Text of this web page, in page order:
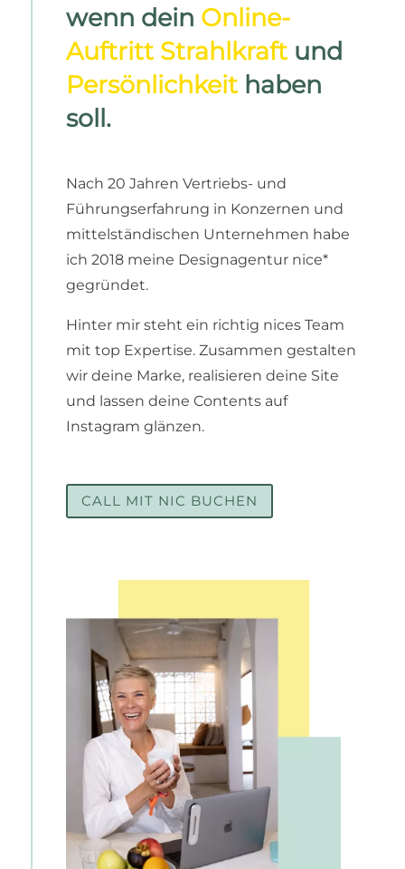
wenn dein Online-
Auftritt Strahlkraftund
Persönlichkeithaben
soll.
Nach 20 Jahren Vertriebs- und
Führungserfahrung in Konzernen und
mittelständischen Unternehmen habe
ich 2018 meine Designagentur nice*
gegründet.
Hinter mir steht ein richtig nices Team
mit top Expertise. Zusammen gestalten
wir deine Marke, realisieren deine Site
und lassen deine Contents auf
Instagram glänzen.
CALL MIT NIC BUCHEN